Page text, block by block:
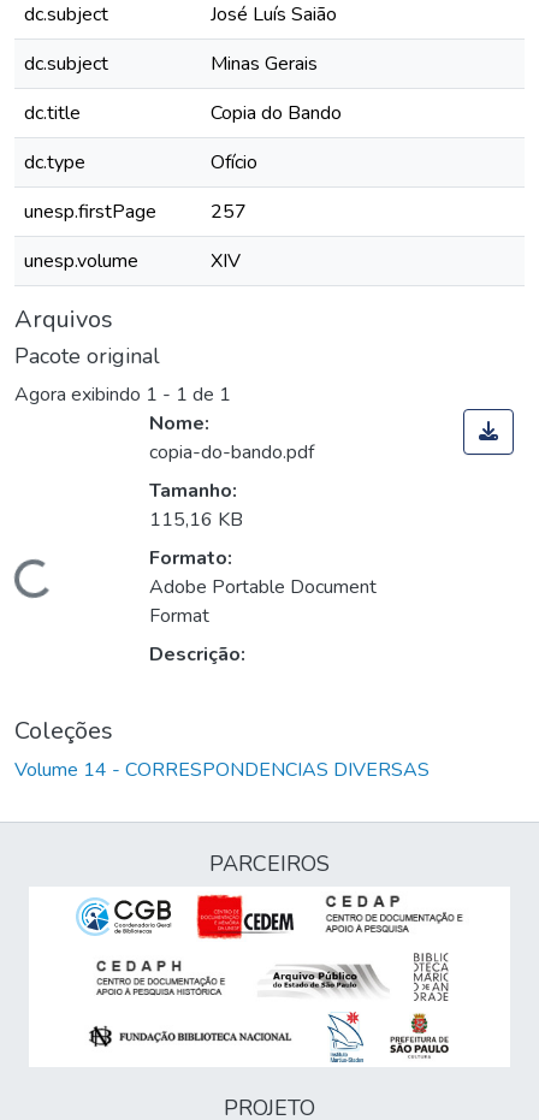
dc.subject
José Luís Saião
dc.subject
Minas Gerais
dc.title
Copia do Bando
dc.type
Ofício
unesp.firstPage
257
unesp.volume
XIV
Arquivos
Pacote original
Agora exibindo 1 - 1 de 1
Carregando...
Nome:
copia-do-bando.pdf
Tamanho:
115,16 KB
Formato:
Adobe Portable Document
Format
Descrição:
Coleções
Volume 14 - CORRESPONDENCIAS DIVERSAS
PARCEIROS
PROJETO